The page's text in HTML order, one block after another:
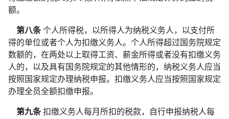
额。
第八条个人所得税，以所得人为纳税义务人，以支付所
得的单位或者个人为扣缴义务人。个人所得超过国务院规定
数额的，在两处以上取得工资、薪金所得或者没有扣缴义务
人的，以及具有国务院规定的其他情形的，纳税义务人应当
按照国家规定办理纳税申报。扣缴义务人应当按照国家规定
办理全员全额扣缴申报。
第九条扣缴义务人每月所扣的税款，自行申报纳税人每